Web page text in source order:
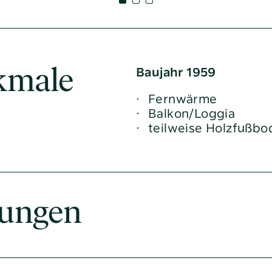
Baujahr 1959
Fernwärme
Balkon/Loggia
teilweise